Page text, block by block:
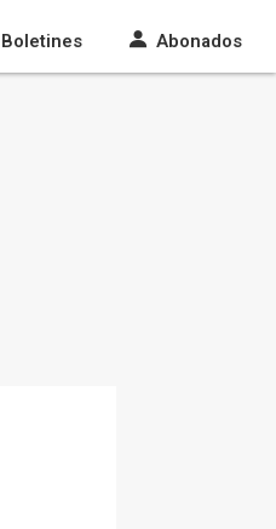
Boletines Abonados